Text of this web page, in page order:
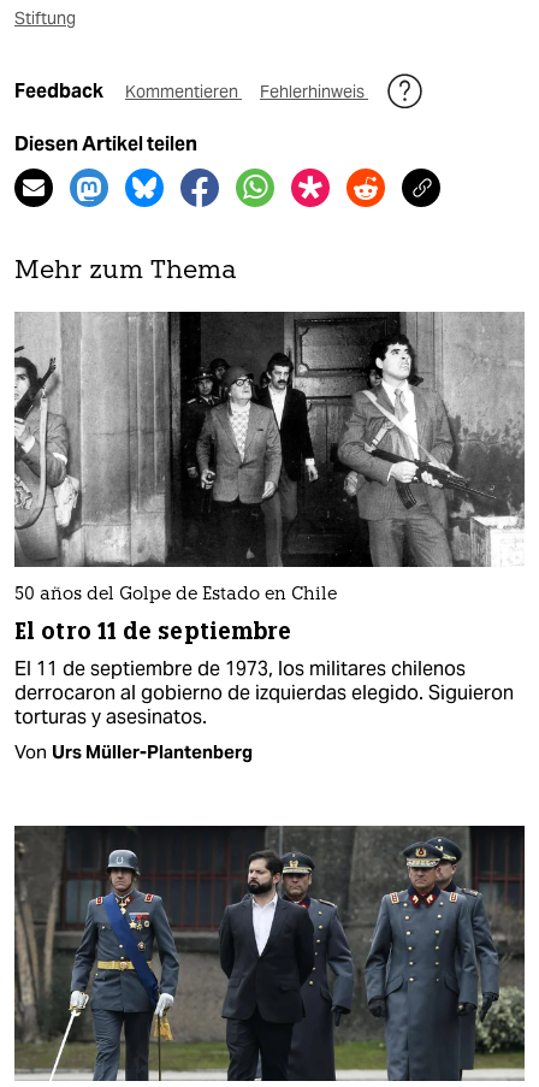
Stiftung
Feedback Kommentieren Fehlerhinweis
Diesen Artikel teilen
Mehr zum Thema
50 años del Golpe de Estado en Chile
El otro 11 de septiembre
El 11 de septiembre de 1973, los militares chilenos
derrocaron al gobierno de izquierdas elegido. Siguieron
torturas y asesinatos.
Von Urs Müller-Plantenberg